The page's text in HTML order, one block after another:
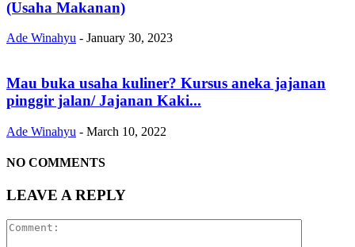
(Usaha Makanan)
Ade Winahyu - January 30, 2023
Mau buka usaha kuliner? Kursus aneka jajanan
pinggir jalan/ Jajanan Kaki...
Ade Winahyu - March 10, 2022
NO COMMENTS
LEAVE A REPLY